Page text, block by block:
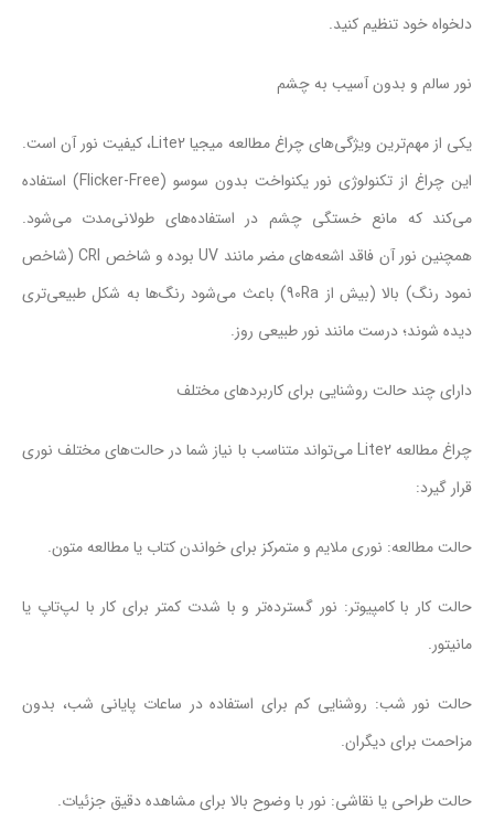
دلخواه خود تنظیم کنید.
نور سالم و بدون آسیب به چشم
یکی از مهم‌ترین ویژگی‌های چراغ مطالعه میجیا Lite2، کیفیت نور آن است.
این چراغ از تکنولوژی نور یکنواخت بدون سوسو (Flicker-Free) استفاده
می‌کند که مانع خستگی چشم در استفاده‌های طولانی‌مدت می‌شود.
همچنین نور آن فاقد اشعه‌های مضر مانند UV بوده و شاخص CRI (شاخص
نمود رنگ) بالا (بیش از 90Ra) باعث می‌شود رنگ‌ها به شکل طبیعی‌تری
دیده شوند؛ درست مانند نور طبیعی روز.
دارای چند حالت روشنایی برای کاربردهای مختلف
چراغ مطالعه Lite2 می‌تواند متناسب با نیاز شما در حالت‌های مختلف نوری
قرار گیرد:
حالت مطالعه: نوری ملایم و متمرکز برای خواندن کتاب یا مطالعه متون.
حالت کار با کامپیوتر: نور گسترده‌تر و با شدت کمتر برای کار با لپ‌تاپ یا
مانیتور.
حالت نور شب: روشنایی کم برای استفاده در ساعات پایانی شب، بدون
مزاحمت برای دیگران.
حالت طراحی یا نقاشی: نور با وضوح بالا برای مشاهده دقیق جزئیات.